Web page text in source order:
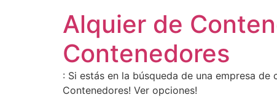
Alquier de
Contenedores
: Si estás en la búsqueda de una empresa
Contenedores! Ver opciones!